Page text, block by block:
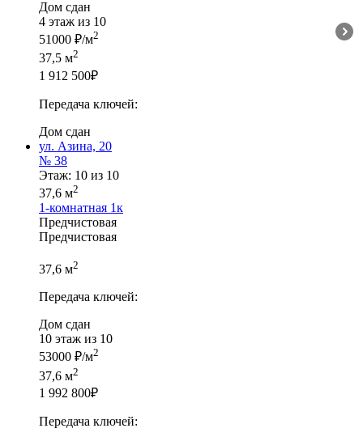
Дом сдан
4 этаж из 10
51000 ₽/м2
37,5 м2
1 912 500₽
Передача ключей:
Дом сдан
ул. Азина, 20
№ 38
Этаж: 10 из 10
37,6 м2
1-комнатная 1к
Предчистовая
Предчистовая
37,6 м2
Передача ключей:
Дом сдан
10 этаж из 10
53000 ₽/м2
37,6 м2
1 992 800₽
Передача ключей: